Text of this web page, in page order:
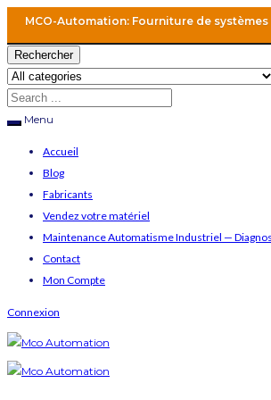
MCO-Automation: Fourniture de
Rechercher
Menu
Accueil
Blog
Fabricants
Vendez votre matériel
Maintenance Automatisme Industriel —
Contact
Mon Compte
Connexion